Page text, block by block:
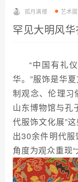
孤月满楼 艺术
罕见大明风
“中国有礼
华。”服饰是华
制观念、伦理习
山东博物馆与
代服饰文化展”
出30余件明代
角度为观众重现“